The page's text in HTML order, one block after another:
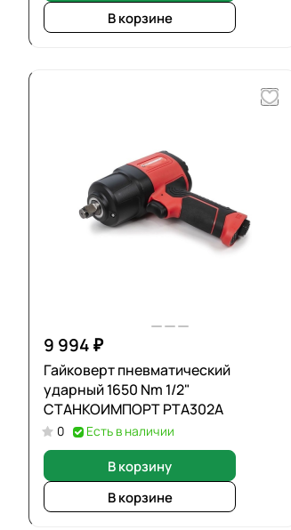
В корзине
9 994 ₽
Гайковерт пневматический
ударный 1650 Nm 1/2"
СТАНКОИМПОРТ PTA302A
0 Есть в наличии
В корзину
В корзине